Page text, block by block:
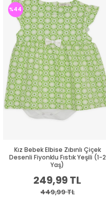
Kız Bebek Elbise Zıbınlı Çiçek
Desenli Fiyonklu Fıstık Yeşili (1-2
Yaş)
249,99 TL
449,99 TL
%44